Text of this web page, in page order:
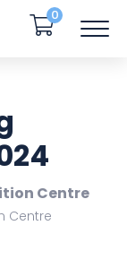
0
Centre
Centre